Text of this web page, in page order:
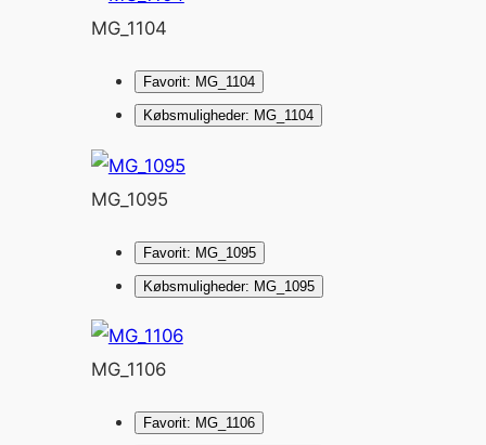
MG_1104
Favorit: MG_1104
Købsmuligheder: MG_1104
MG_1095
Favorit: MG_1095
Købsmuligheder: MG_1095
MG_1106
Favorit: MG_1106